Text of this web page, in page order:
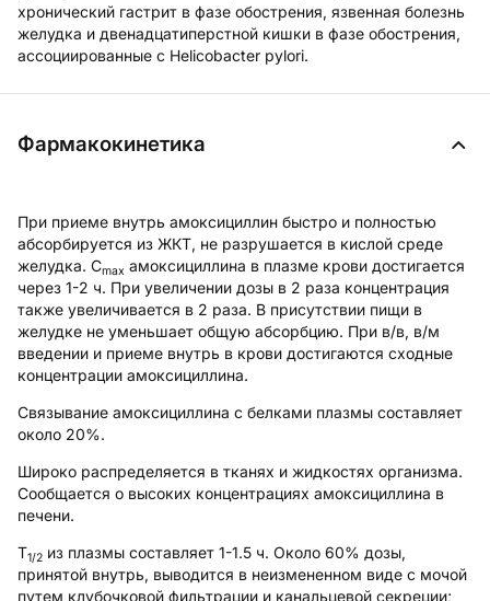
хронический гастрит в фазе обострения, язвенная болезнь
желудка и двенадцатиперстной кишки в фазе обострения,
ассоциированные с Helicobacter pylori.
Фармакокинетика
При приеме внутрь амоксициллин быстро и полностью
абсорбируется из ЖКТ, не разрушается в кислой среде
желудка. Cmax амоксициллина в плазме крови достигается
через 1-2 ч. При увеличении дозы в 2 раза концентрация
также увеличивается в 2 раза. В присутствии пищи в
желудке не уменьшает общую абсорбцию. При в/в, в/м
введении и приеме внутрь в крови достигаются сходные
концентрации амоксициллина.
Связывание амоксициллина с белками плазмы составляет
около 20%.
Широко распределяется в тканях и жидкостях организма.
Сообщается о высоких концентрациях амоксициллина в
печени.
T1/2 из плазмы составляет 1-1.5 ч. Около 60% дозы,
принятой внутрь, выводится в неизмененном виде с мочой
путем клубочковой фильтрации и канальцевой секреции;